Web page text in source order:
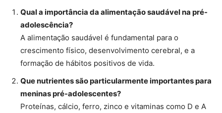
Qual a importância da alimentação saudável na pré-
adolescência?
A alimentação saudável é fundamental para o
crescimento físico, desenvolvimento cerebral, e a
formação de hábitos positivos de vida.
Que nutrientes são particularmente importantes para
meninas pré-adolescentes?
Proteínas, cálcio, ferro, zinco e vitaminas como D e A